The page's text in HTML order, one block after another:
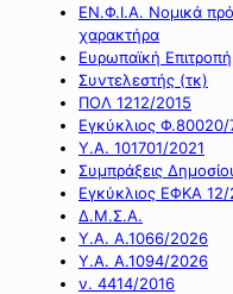
ΕΝ.Φ.Ι.Α. Νομικά
χαρακτήρα
Ευρωπαϊκή Επιτροπή
Συντελεστής (τκ)
ΠΟΛ 1212/2015
Εγκύκλιος
Υ.Α. 101701/2021
Συμπράξεις
Εγκύκλιος ΕΦΚΑ
Δ.Μ.Σ.Α.
Υ.Α. Α.1066/2026
Υ.Α. Α.1094/2026
ν. 4414/2016